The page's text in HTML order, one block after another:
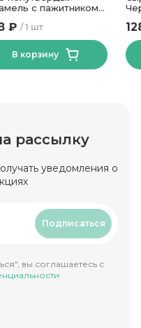
с пажитником
180 гр
1 шт
₽
В корзину
рассылку
уведомления о
Подписаться
вы соглашаетесь с